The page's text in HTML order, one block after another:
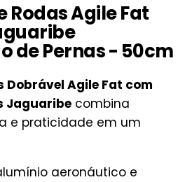
Rodas Agile Fat
de Pernas - 50cm
Dobrável Agile Fat com
Jaguaribe combina
e praticidade em um
aeronáutico e